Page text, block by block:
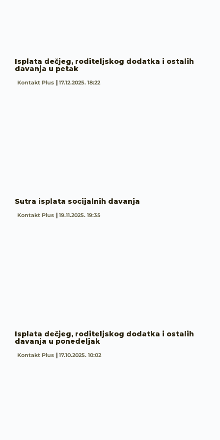
Isplata dečjeg, roditeljskog dodatka i ostalih
davanja u petak
Kontakt Plus 17.12.2025. 18:22
Sutra isplata socijalnih davanja
Kontakt Plus 19.11.2025. 19:35
Isplata dečjeg, roditeljskog dodatka i ostalih
davanja u ponedeljak
Kontakt Plus 17.10.2025. 10:02